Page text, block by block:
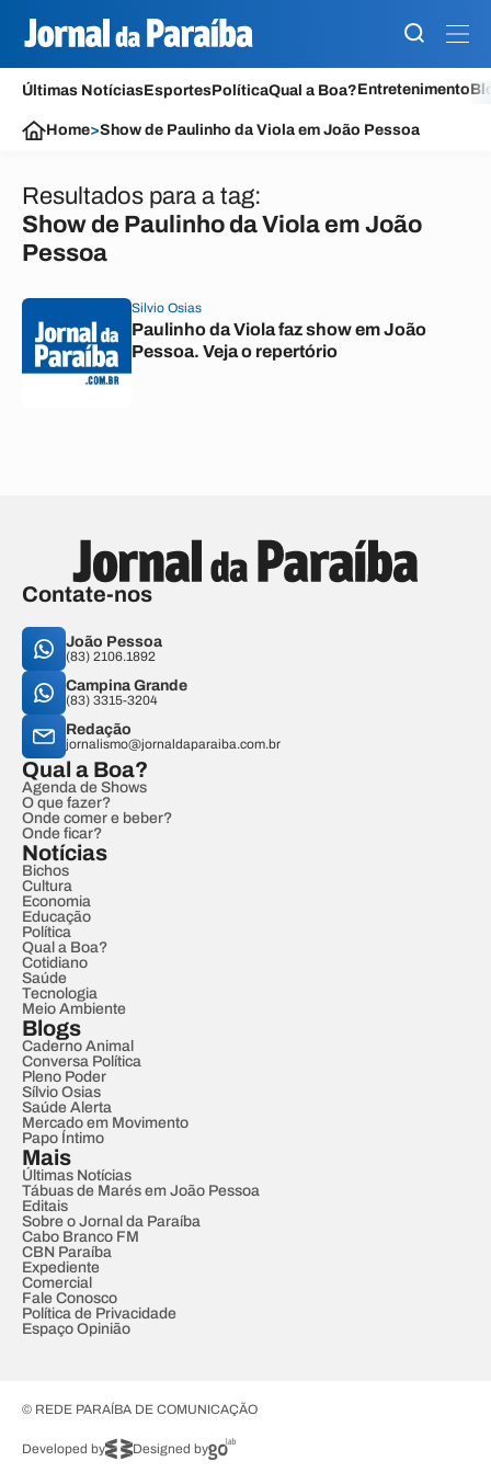
Últimas NotíciasEsportesPolíticaQual a Boa?Entretenimento
Home>Show de Paulinho da Viola em João Pessoa
Resultados para a tag:
Show de Paulinho da Viola em João
Pessoa
Silvio Osias
Paulinho da Viola faz show em João
Pessoa. Veja o repertório
Contate-nos
João Pessoa
(83) 2106.1892
Campina Grande
(83) 3315-3204
Redação
jornalismo@jornaldaparaiba.com.br
Qual a Boa?
Agenda de Shows
O que fazer?
Onde comer e beber?
Onde ficar?
Notícias
Bichos
Cultura
Economia
Educação
Política
Qual a Boa?
Cotidiano
Saúde
Tecnologia
Meio Ambiente
Blogs
Caderno Animal
Conversa Política
Pleno Poder
Sílvio Osias
Saúde Alerta
Mercado em Movimento
Papo Íntimo
Mais
Últimas Notícias
Tábuas de Marés em João Pessoa
Editais
Sobre o Jornal da Paraíba
Cabo Branco FM
CBN Paraíba
Expediente
Comercial
Fale Conosco
Política de Privacidade
Espaço Opinião
© REDE PARAÍBA DE COMUNICAÇÃO
Developed by Designed by